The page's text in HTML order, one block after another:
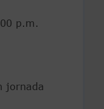
p.m.
jornada